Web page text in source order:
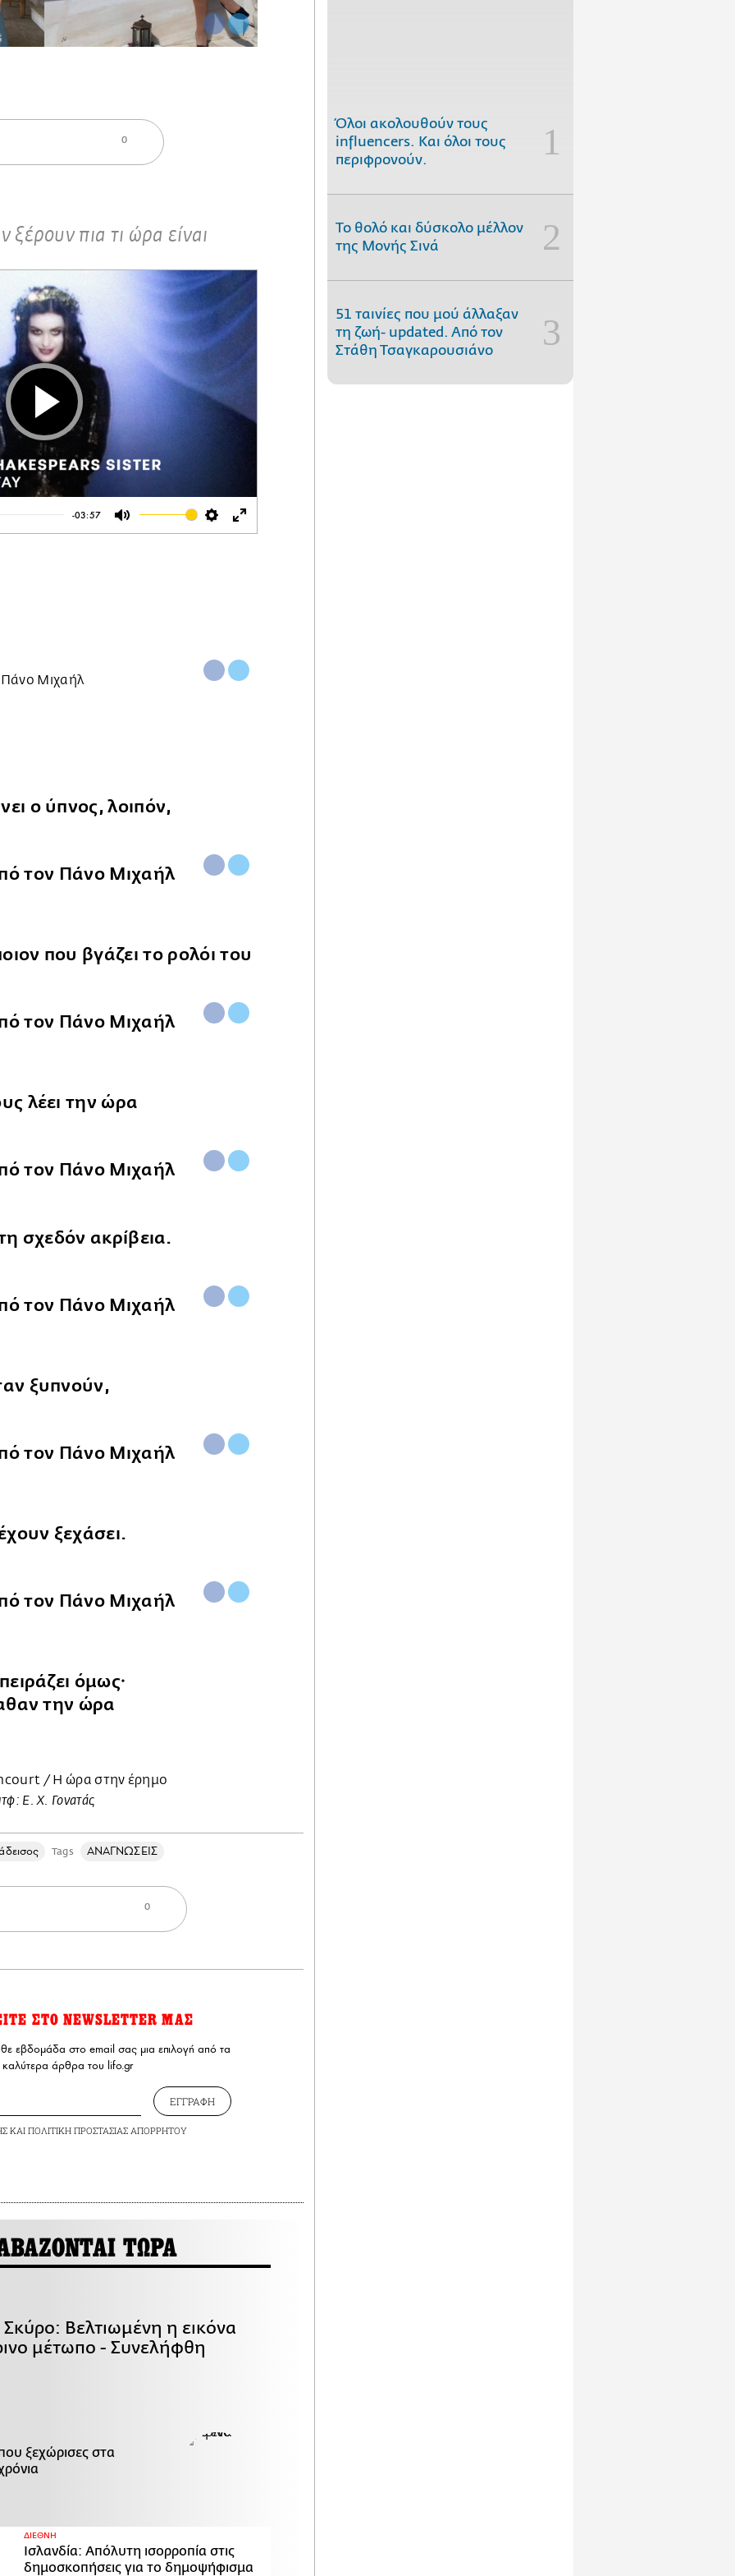
0
ξέρουν πια τι ώρα είναι
-03:57
Mute Settings
Enter
Play
ο ύπνος, λοιπόν,
που βγάζει το ρολόι του
λέει την ώρα
σχεδόν ακρίβεια.
ξυπνούν,
ξεχάσει.
όμως·
την ώρα
/ Η ώρα στην έρημο
Ε. Χ. Γονατάς
Tags ΑΝΑΓΝΩΣΕΙΣ
0
ΣΤΟ NEWSLETTER ΜΑΣ
εβδομάδα στο email σας μια επιλογή από τα
καλύτερα άρθρα του lifo.gr
ΕΓΓΡΑΦΗ
ΚΑΙ ΠΟΛΙΤΙΚΗ ΠΡΟΣΤΑΣΙΑΣ ΑΠΟΡΡΗΤΟΥ
ΤΩΡΑ
Βελτιωμένη η εικόνα
μέτωπο - Συνελήφθη
ξεχώρισες στα
ΔΙΕΘΝΗ
Ισλανδία: Απόλυτη ισορροπία στις
δημοσκοπήσεις για το δημοψήφισμα
Όλοι ακολουθούν τους
influencers. Και όλοι τους
περιφρονούν.
Το θολό και δύσκολο μέλλον
της Μονής Σινά
51 ταινίες που μού άλλαξαν
τη ζωή- updated. Aπό τον
Στάθη Τσαγκαρουσιάνο